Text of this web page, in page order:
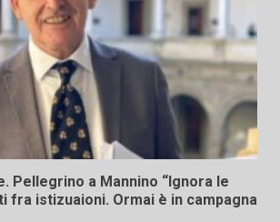
Pellegrino a Mannino “Ignora le
fra istizuaioni. Ormai è in campagna